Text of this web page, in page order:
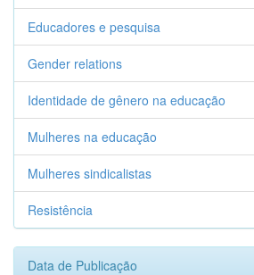
Educadores e pesquisa
Gender relations
Identidade de gênero na educação
Mulheres na educação
Mulheres sindicalistas
Resistência
Data de Publicação